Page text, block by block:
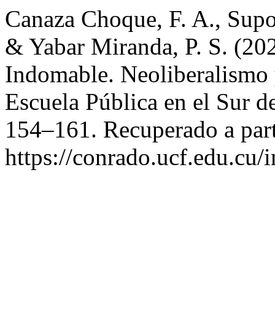
Canaza Choque, F. A.,
& Yabar Miranda, P. S.
Indomable. Neoliberalismo
Escuela Pública en el Sur
154–161. Recuperado a
https://